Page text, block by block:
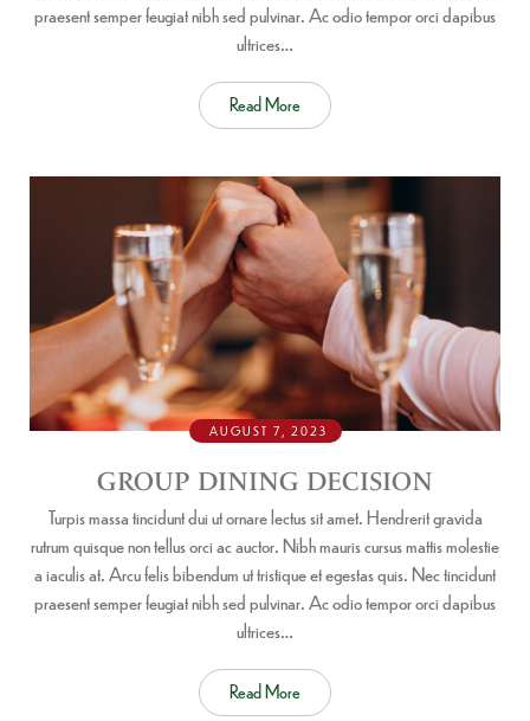
praesent semper feugiat nibh sed pulvinar. Ac odio tempor orci dapibus
ultrices…
Read More
AUGUST 7, 2023
GROUP DINING DECISION
Turpis massa tincidunt dui ut ornare lectus sit amet. Hendrerit gravida
rutrum quisque non tellus orci ac auctor. Nibh mauris cursus mattis molestie
a iaculis at. Arcu felis bibendum ut tristique et egestas quis. Nec tincidunt
praesent semper feugiat nibh sed pulvinar. Ac odio tempor orci dapibus
ultrices…
Read More